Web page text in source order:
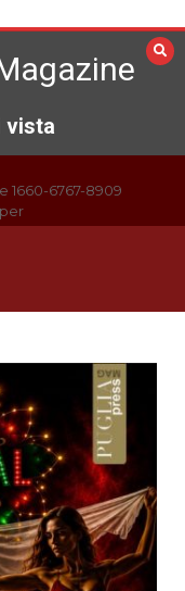
vista
1660-6767-8909